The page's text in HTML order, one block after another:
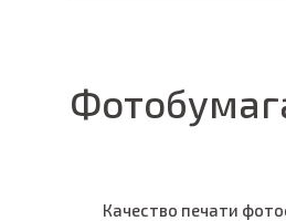
Качество печати